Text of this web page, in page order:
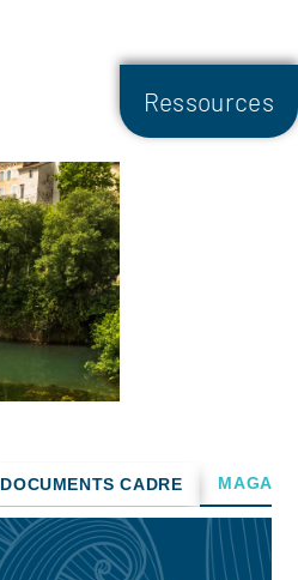
Ressources
DOCUMENTS CADRE